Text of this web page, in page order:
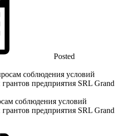
Posted
соблюдения условий
предприятия SRL Grand